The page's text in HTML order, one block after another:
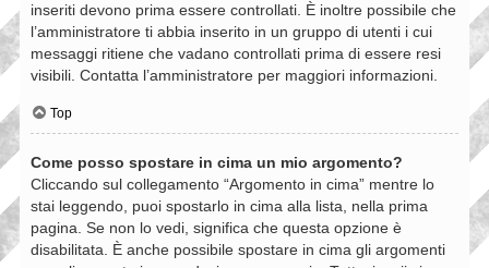
inseriti devono prima essere controllati. È inoltre possibile che
l’amministratore ti abbia inserito in un gruppo di utenti i cui
messaggi ritiene che vadano controllati prima di essere resi
visibili. Contatta l’amministratore per maggiori informazioni.
Top
Come posso spostare in cima un mio argomento?
Cliccando sul collegamento “Argomento in cima” mentre lo
stai leggendo, puoi spostarlo in cima alla lista, nella prima
pagina. Se non lo vedi, significa che questa opzione è
disabilitata. È anche possibile spostare in cima gli argomenti